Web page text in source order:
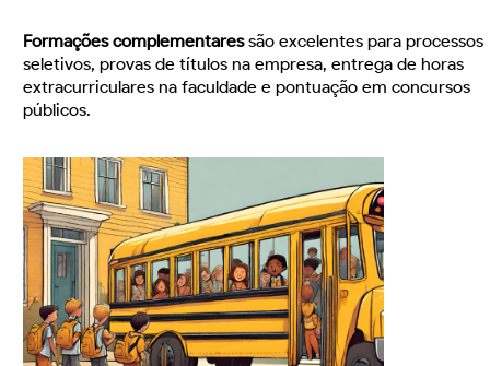
Formações complementaressão excelentes para processos
seletivos, provas de títulos na empresa, entrega de horas
extracurriculares na faculdade e pontuação em concursos
públicos.